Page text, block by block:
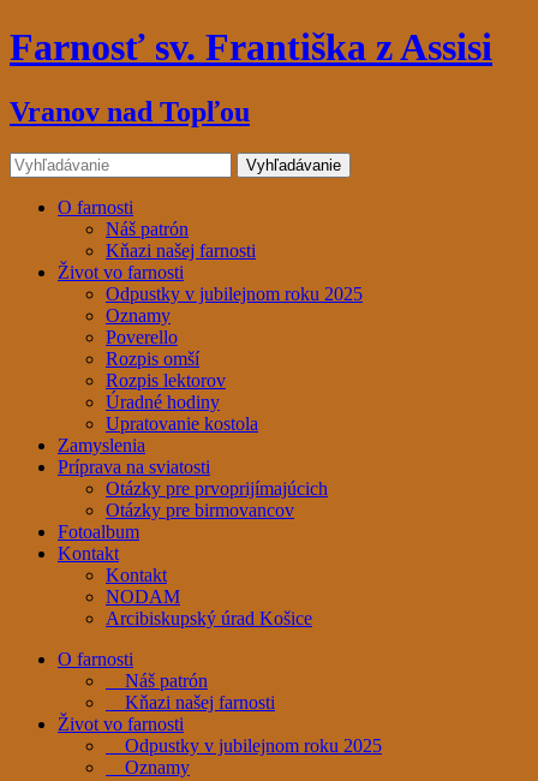
Farnosť sv. Františka z Assisi
Vranov nad Topľou
O farnosti
Náš patrón
Kňazi našej farnosti
Život vo farnosti
Odpustky v jubilejnom roku 2025
Oznamy
Poverello
Rozpis omší
Rozpis lektorov
Úradné hodiny
Upratovanie kostola
Zamyslenia
Príprava na sviatosti
Otázky pre prvoprijímajúcich
Otázky pre birmovancov
Fotoalbum
Kontakt
Kontakt
NODAM
Arcibiskupský úrad Košice
O farnosti
Náš patrón
Kňazi našej farnosti
Život vo farnosti
Odpustky v jubilejnom roku 2025
Oznamy